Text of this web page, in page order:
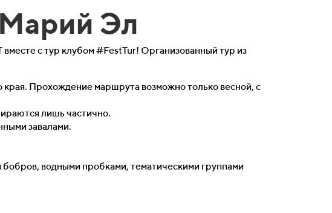
Эл
с тур клубом #FestTur! Организованный тур из
Прохождение маршрута возможно только весной, с
лишь частично.
завалами.
водными пробками, тематическими группами